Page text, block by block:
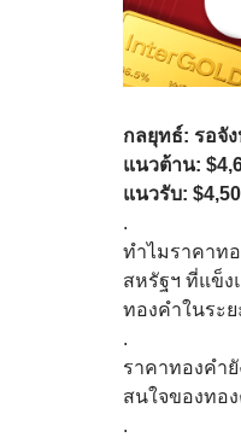
กลยุทธ์: รอจัง
แนวต้าน:
แนวรับ:
.
ทำไมราคาท
สหรัฐฯ ที่แข็ง
ทองคำในระ
.
ราคาทองคำ
สนใจของทอ
.